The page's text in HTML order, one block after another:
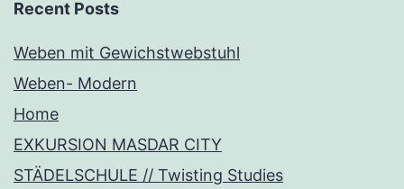
Recent Posts
Weben mit Gewichstwebstuhl
Weben- Modern
Home
EXKURSION MASDAR CITY
STÄDELSCHULE // Twisting Studies